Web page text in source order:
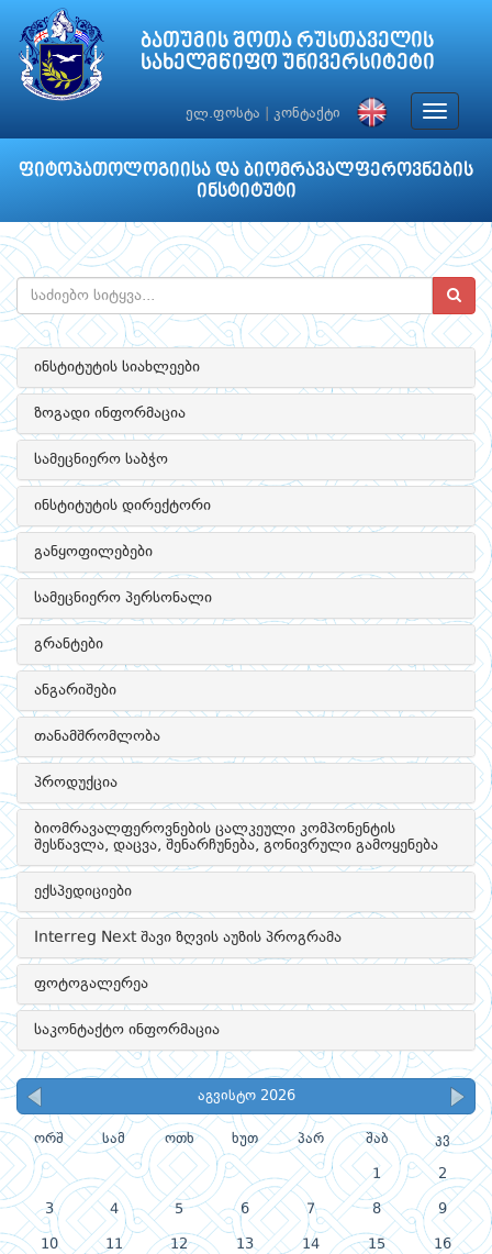
ბათუმის შოთა რუსთაველის
სახელმწიფო უნივერსიტეტი
ელ.ფოსტა კონტაქტი
Toggle
ფიტოპათოლოგიისა და ბიომრავალფეროვნების
ინსტიტუტი
ინსტიტუტის სიახლეები
ზოგადი ინფორმაცია
სამეცნიერო საბჭო
ინსტიტუტის დირექტორი
განყოფილებები
სამეცნიერო პერსონალი
გრანტები
ანგარიშები
თანამშრომლობა
პროდუქცია
ბიომრავალფეროვნების ცალკეული კომპონენტის
შესწავლა, დაცვა, შენარჩუნება, გონივრული გამოყენება
ექსპედიციები
Interreg Next შავი ზღვის აუზის პროგრამა
ფოტოგალერეა
საკონტაქტო ინფორმაცია
აგვისტო 2026
ორშ სამ ოთხ ხუთ პარ შაბ კვ
1 2
3 4 5 6 7 8 9
10 11 12 13 14 15 16